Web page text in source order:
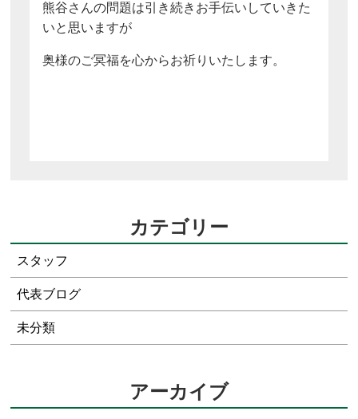
熊谷さんの問題は引き続きお手伝いしていきた
いと思いますが
奥様のご冥福を心からお祈りいたします。
カテゴリー
スタッフ
代表ブログ
未分類
アーカイブ